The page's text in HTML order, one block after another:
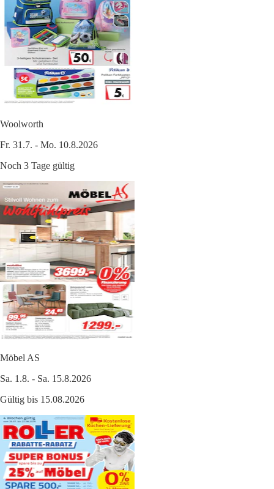
Woolworth
Fr. 31.7. - Mo. 10.8.2026
Noch 3 Tage gültig
Möbel AS
Sa. 1.8. - Sa. 15.8.2026
Gültig bis 15.08.2026